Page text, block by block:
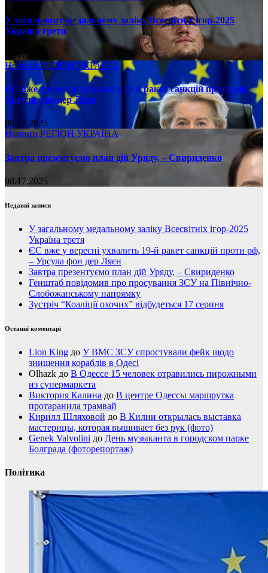
У загальному медальному заліку Всесвітніх ігор-2025
Україна третя
08.17.2025
НовиниРЕГІОН УКРАЇНА
ЄС вже у вересні ухвалить 19-й ракет санкцій проти рф, –
Урсула фон дер Ляєн
08.17.2025
Новини РЕГІОН УКРАЇНА
Завтра презентуємо план дій Уряду, – Свириденко
08.17.2025
Недавні записи
У загальному медальному заліку Всесвітніх ігор-2025
Україна третя
ЄС вже у вересні ухвалить 19-й ракет санкцій проти рф,
– Урсула фон дер Ляєн
Завтра презентуємо план дій Уряду, – Свириденко
Генштаб повідомив про просування ЗСУ на Північно-
Слобожанському напрямку
Зустріч “Коаліції охочих” відбудеться 17 серпня
Останні коментарі
Lion King до У ВМС ЗСУ спростували фейк щодо
знищення кораблів в Одесі
Olhazk до В Одессе 15 человек отравились пирожными
из супермаркета
Виктория Калина до В центре Одессы маршрутка
протаранила трамвай
Кирилл Шляховой до В Килии открылась выставка
мастерицы, которая вышивает без рук (фото)
Genek Valvolini до День музыканта в городском парке
Болграда (фоторепортаж)
Політика